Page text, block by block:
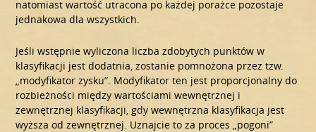
natomiast wartość utracona po każdej porażce pozostaje
jednakowa dla wszystkich.
Jeśli wstępnie wyliczona liczba zdobytych punktów w
klasyfikacji jest dodatnia, zostanie pomnożona przez tzw.
„modyfikator zysku”. Modyfikator ten jest proporcjonalny do
rozbieżności między wartościami wewnętrznej i
zewnętrznej klasyfikacji, gdy wewnętrzna klasyfikacja jest
wyższa od zewnętrznej. Uznajcie to za proces „pogoni”